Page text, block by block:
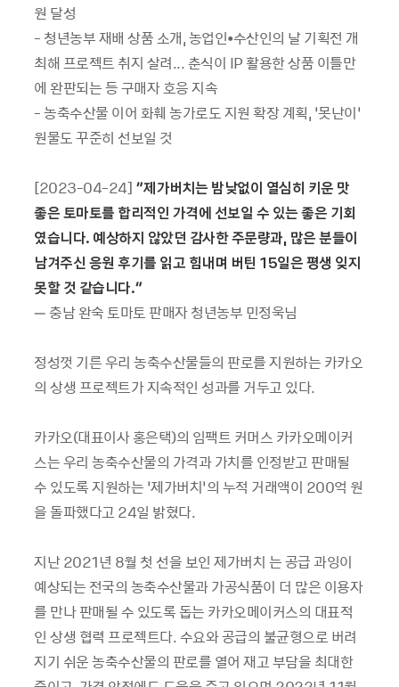
원 달성
- 청년농부 재배 상품 소개, 농업인•수산인의 날 기획전 개
최해 프로젝트 취지 살려... 춘식이 IP 활용한 상품 이틀만
에 완판되는 등 구매자 호응 지속
- 농축수산물 이어 화훼 농가로도 지원 확장 계획, ‘못난이’
원물도 꾸준히 선보일 것
[2023-04-24] “제가버치는 밤낮없이 열심히 키운 맛
좋은 토마토를 합리적인 가격에 선보일 수 있는 좋은 기회
였습니다. 예상하지 않았던 감사한 주문량과, 많은 분들이
남겨주신 응원 후기를 읽고 힘내며 버틴 15일은 평생 잊지
못할 것 같습니다.”
– 충남 완숙 토마토 판매자 청년농부 민정욱님
정성껏 기른 우리 농축수산물들의 판로를 지원하는 카카오
의 상생 프로젝트가 지속적인 성과를 거두고 있다.
카카오(대표이사 홍은택)의 임팩트 커머스 카카오메이커
스는 우리 농축수산물의 가격과 가치를 인정받고 판매될
수 있도록 지원하는 ‘제가버치’의 누적 거래액이 200억 원
을 돌파했다고 24일 밝혔다.
지난 2021년 8월 첫 선을 보인 제가버치 는 공급 과잉이
예상되는 전국의 농축수산물과 가공식품이 더 많은 이용자
를 만나 판매될 수 있도록 돕는 카카오메이커스의 대표적
인 상생 협력 프로젝트다. 수요와 공급의 불균형으로 버려
지기 쉬운 농축수산물의 판로를 열어 재고 부담을 최대한